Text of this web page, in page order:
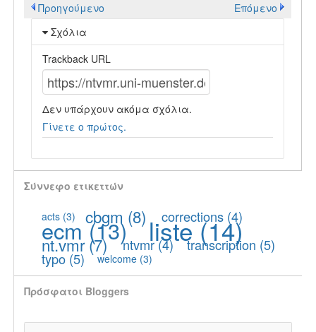
Προηγούμενο
Επόμενο
Σχόλια
Trackback URL
Δεν υπάρχουν ακόμα σχόλια.
Γίνετε ο πρώτος.
Σύννεφο ετικεττών
acts (3) cbgm (8) corrections (4)
ecm(13) liste(14)
nt.vmr(7) ntvmr(4) transcription (5)
typo (5) welcome (3)
Πρόσφατοι Bloggers